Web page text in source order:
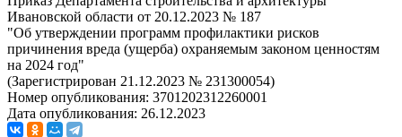
Ивановской области от 20.12.2023 № 187
"Об утверждении программ профилактики рисков
причинения вреда (ущерба) охраняемым законом ценностям
на 2024 год"
(Зарегистрирован 21.12.2023 № 231300054)
Номер опубликования: 3701202312260001
Дата опубликования: 26.12.2023